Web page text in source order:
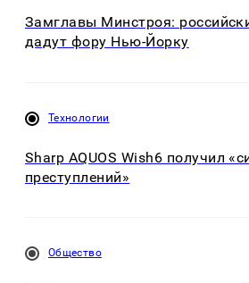
Замглавы Минстроя:
дадут фору Нью-Йорку
Технологии
Sharp AQUOS Wish6 получил
преступлений»
Общество